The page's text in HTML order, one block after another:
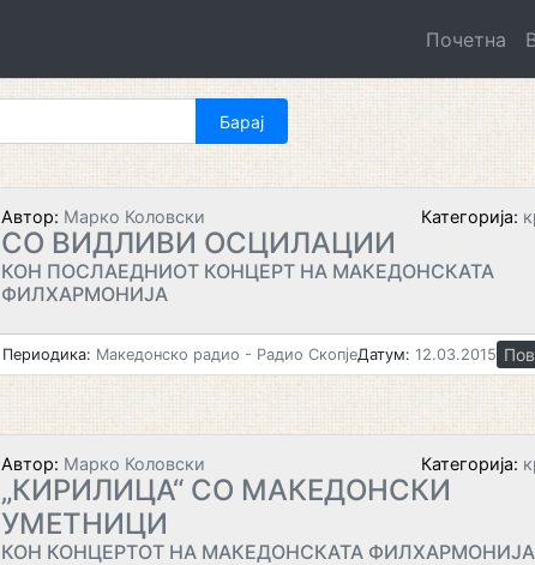
Почетна
Автор: Марко Коловски Категорија:
СО ВИДЛИВИ ОСЦИЛАЦИИ
КОН ПОСЛАЕДНИОТ КОНЦЕРТ НА МАКЕДОНСКАТА
ФИЛХАРМОНИЈА
Периодика: Македонско радио - Радио СкопјеДатум: 12.03.2015
Автор: Марко Коловски Категорија:
„КИРИЛИЦА“ СО МАКЕДОНСКИ
УМЕТНИЦИ
КОН КОНЦЕРТОТ НА МАКЕДОНСКАТА ФИЛХАРМОНИЈА